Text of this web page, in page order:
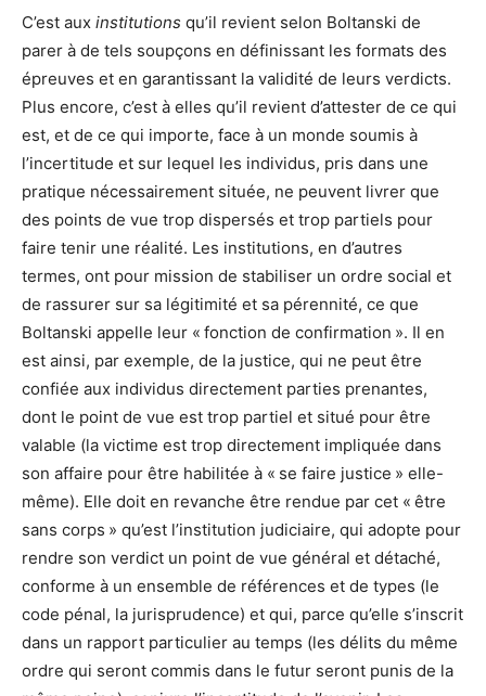
C’est aux institutions qu’il revient selon Boltanski de
parer à de tels soupçons en définissant les formats des
épreuves et en garantissant la validité de leurs verdicts.
Plus encore, c’est à elles qu’il revient d’attester de ce qui
est, et de ce qui importe, face à un monde soumis à
l’incertitude et sur lequel les individus, pris dans une
pratique nécessairement située, ne peuvent livrer que
des points de vue trop dispersés et trop partiels pour
faire tenir une réalité. Les institutions, en d’autres
termes, ont pour mission de stabiliser un ordre social et
de rassurer sur sa légitimité et sa pérennité, ce que
Boltanski appelle leur « fonction de confirmation ». Il en
est ainsi, par exemple, de la justice, qui ne peut être
confiée aux individus directement parties prenantes,
dont le point de vue est trop partiel et situé pour être
valable (la victime est trop directement impliquée dans
son affaire pour être habilitée à « se faire justice » elle-
même). Elle doit en revanche être rendue par cet « être
sans corps » qu’est l’institution judiciaire, qui adopte pour
rendre son verdict un point de vue général et détaché,
conforme à un ensemble de références et de types (le
code pénal, la jurisprudence) et qui, parce qu’elle s’inscrit
dans un rapport particulier au temps (les délits du même
ordre qui seront commis dans le futur seront punis de la